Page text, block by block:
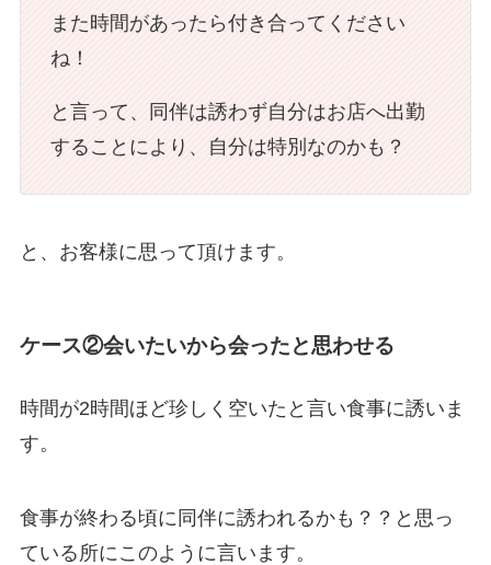
また時間があったら付き合ってください
ね！
と言って、同伴は誘わず自分はお店へ出勤
することにより、自分は特別なのかも？
と、お客様に思って頂けます。
ケース②会いたいから会ったと思わせる
時間が2時間ほど珍しく空いたと言い食事に誘いま
す。
食事が終わる頃に同伴に誘われるかも？？と思っ
ている所にこのように言います。